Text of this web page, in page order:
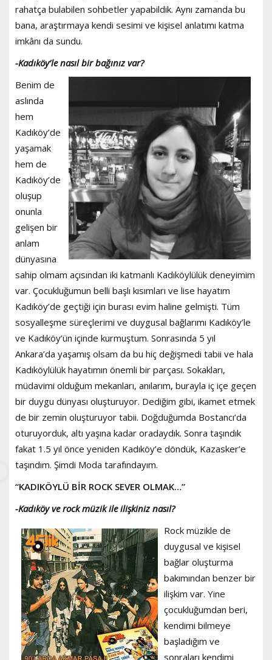
rahatça bulabilen sohbetler yapabildik. Aynı zamanda bu
bana, araştırmaya kendi sesimi ve kişisel anlatımı katma
imkânı da sundu.
-Kadıköy’le nasıl bir bağınız var?
Benim de
aslında
hem
Kadıköy’de
yaşamak
hem de
Kadıköy’de
oluşup
onunla
gelişen bir
anlam
dünyasına
sahip olmam açısından iki katmanlı Kadıköylülük deneyimim
var. Çocukluğumun belli başlı kısımları ve lise hayatım
Kadıköy’de geçtiği için burası evim haline gelmişti. Tüm
sosyalleşme süreçlerimi ve duygusal bağlarımı Kadıköy’le
ve Kadıköy’ün içinde kurmuştum. Sonrasında 5 yıl
Ankara’da yaşamış olsam da bu hiç değişmedi tabii ve hala
Kadıköylülük hayatımın önemli bir parçası. Sokakları,
müdavimi olduğum mekanları, anılarım, burayla iç içe geçen
bir duygu dünyası oluşturuyor. Dediğim gibi, ikamet etmek
de bir zemin oluşturuyor tabii. Doğduğumda Bostancı’da
oturuyorduk, altı yaşına kadar oradaydık. Sonra taşındık
fakat 1.5 yıl önce yeniden Kadıköy’e döndük, Kazasker’e
taşındım. Şimdi Moda tarafındayım.
“KADIKÖYLÜ BİR ROCK SEVER OLMAK…”
-Kadıköy ve rock müzik ile ilişkiniz nasıl?
Rock müzikle de
duygusal ve kişisel
bağlar oluşturma
bakımından benzer bir
ilişkim var. Yine
çocukluğumdan beri,
kendimi bilmeye
başladığım ve
sonraları kendimi